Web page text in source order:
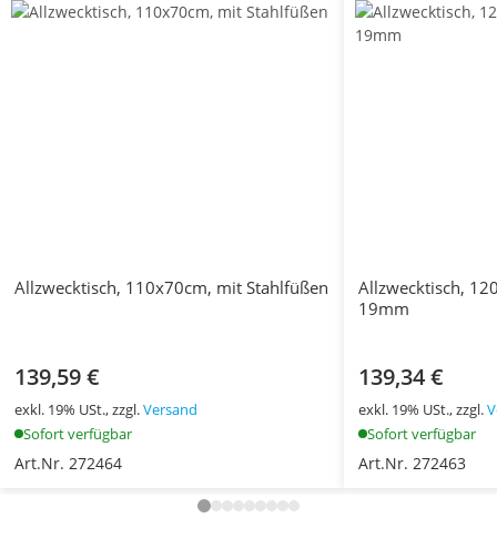
Allzwecktisch, 110x70cm, mit Stahlfüßen
139,59 €
exkl. 19% USt., zzgl.Versand
Sofort verfügbar
Art.Nr. 272464
Allzwecktisch,
19mm
139,34 €
exkl. 19% USt., zzgl.
Sofort verfügbar
Art.Nr. 272463